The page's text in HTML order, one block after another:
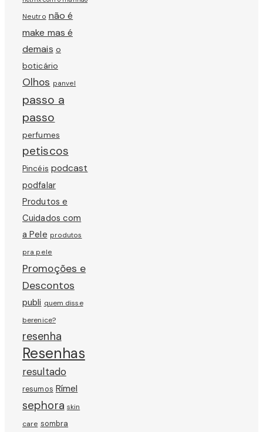
Neutro não é
make mas é
demais o
boticário
Olhos panvel
passo a
passo
perfumes
petiscos
Pincéis podcast
podfalar
Produtos e
Cuidados com
a Pele produtos
pra pele
Promoções e
Descontos
publi quem disse
berenice?
resenha
Resenhas
resultado
resumos Rímel
sephora skin
care sombra